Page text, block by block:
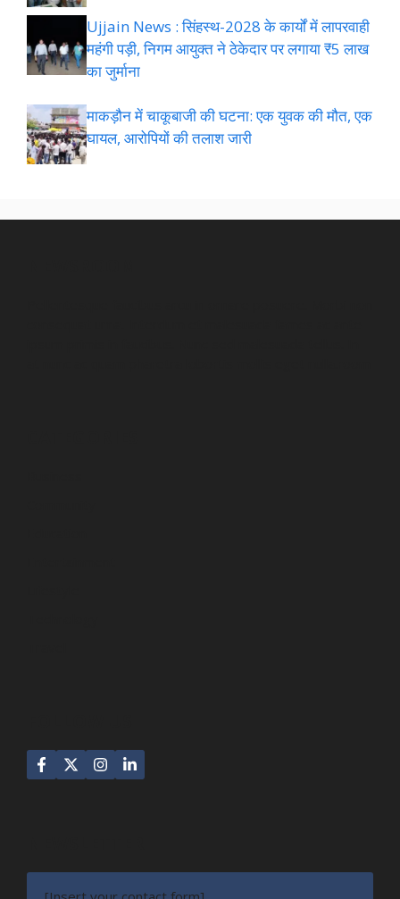
Ujjain News : सिंहस्थ-2028 के कार्यों में लापरवाही
महंगी पड़ी, निगम आयुक्त ने ठेकेदार पर लगाया ₹5 लाख
का जुर्माना
माकड़ौन में चाकूबाजी की घटना: एक युवक की मौत, एक
घायल, आरोपियों की तलाश जारी